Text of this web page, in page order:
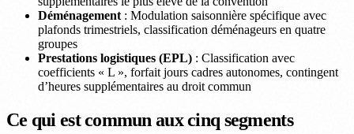
Déménagement : Modulation saisonnière spécifique avec
plafonds trimestriels, classification déménageurs en quatre
groupes
Prestations logistiques (EPL) : Classification avec
coefficients « L », forfait jours cadres autonomes, contingent
d’heures supplémentaires au droit commun
Ce qui est commun aux cinq segments